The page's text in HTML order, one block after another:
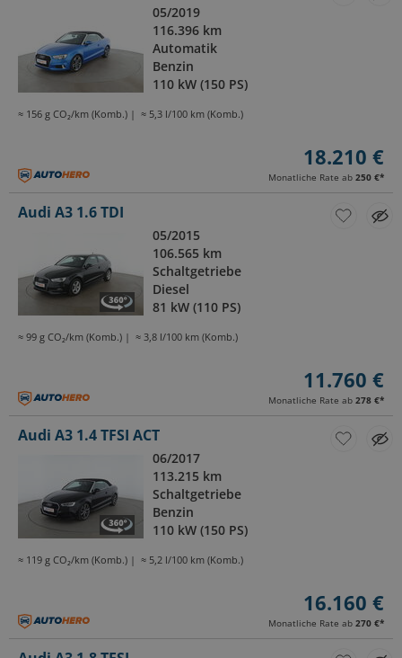
05/2019
116.396 km
Automatik
Benzin
110 kW (150 PS)
≈ 156 g CO₂/km (Komb.) ≈ 5,3 l/100 km (Komb.)
18.210 €
Monatliche Rate ab 250 €*
Audi A3 1.6 TDI
05/2015
106.565 km
Schaltgetriebe
Diesel
81 kW (110 PS)
≈ 99 g CO₂/km (Komb.) ≈ 3,8 l/100 km (Komb.)
11.760 €
Monatliche Rate ab 278 €*
Audi A3 1.4 TFSI ACT
06/2017
113.215 km
Schaltgetriebe
Benzin
110 kW (150 PS)
≈ 119 g CO₂/km (Komb.) ≈ 5,2 l/100 km (Komb.)
16.160 €
Monatliche Rate ab 270 €*